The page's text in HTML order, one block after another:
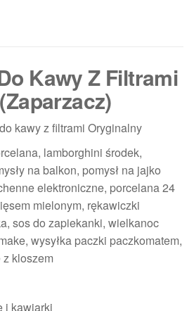
Kawy Z Filtrami
kawy z filtrami Oryginalny
lamborghini środek,
na balkon, pomysł na jajko
elektroniczne, porcelana 24
mielonym, rękawiczki
sos do zapiekanki, wielkanoc
wysyłka paczki paczkomatem,
kloszem
i kawiarki